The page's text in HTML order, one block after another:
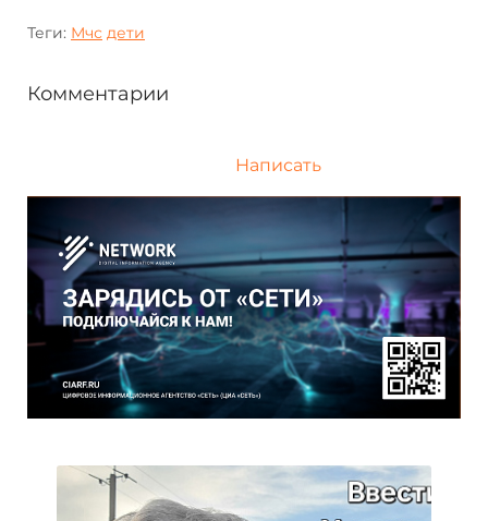
Теги: Мчс дети
Комментарии
Написать